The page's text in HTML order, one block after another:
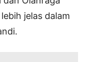
jelas dalam